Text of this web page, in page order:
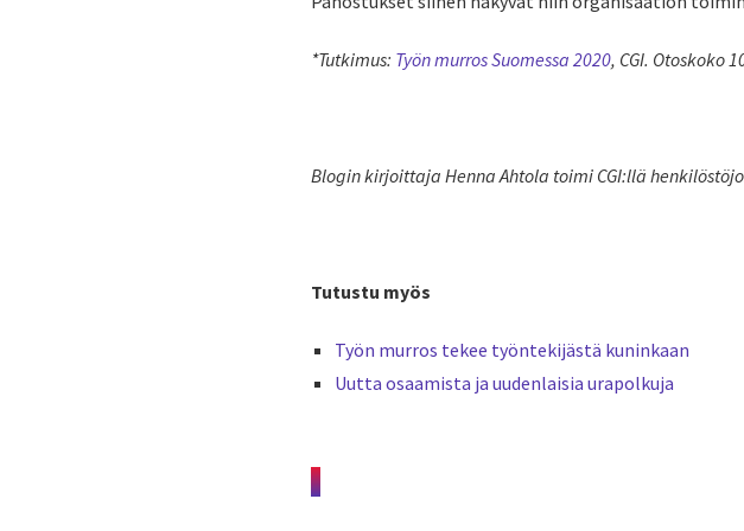
*Tutkimus: Työn murros Suomessa 2020, CGI. Otoskoko
Blogin kirjoittaja Henna Ahtola toimi CGI:llä
Tutustu myös
Työn murros tekee työntekijästä kuninkaan
Uutta osaamista ja uudenlaisia urapolkuja